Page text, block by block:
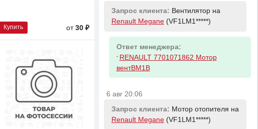
Купить от 30 ₽
Запрос клиента: Вентилятор на
Renault Megane(VF1LM1*****)
Ответ менеджера:
- RENAULT 7701071862 Мотор
вентBM1B
6 авг 20:06
Запрос клиента: Мотор отопителя на
Renault Megane(VF1LM1*****)